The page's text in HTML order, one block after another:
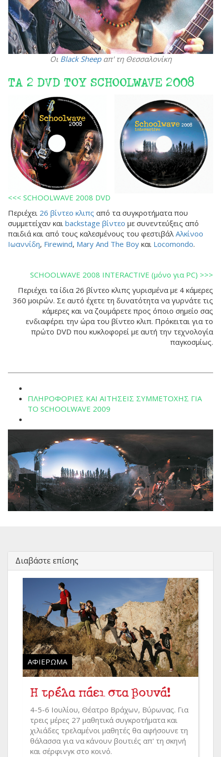
Οι Black Sheepαπ' τη Θεσσαλονίκη
ΤΑ 2 DVD ΤΟΥ SCHOOLWAVE 2008
<<< SCHOOLWAVE 2008 DVD
Περιέχει 26 βίντεο κλιπς από τα συγκροτήματα που
συμμετείχαν και backstage βίντεο με συνεντεύξεις από
παιδιά και από τους καλεσμένους του φεστιβάλ Αλκίνοο
Ιωαννίδη, Firewind, Mary And The Boy και Locomondo.
SCHOOLWAVE 2008 INTERACTIVE (μόνο για PC) >>>
Περιέχει τα ίδια 26 βίντεο κλιπς γυρισμένα με 4 κάμερες
360 μοιρών. Σε αυτό έχετε τη δυνατότητα να γυρνάτε τις
κάμερες και να ζουμάρετε προς όποιο σημείο σας
ενδιαφέρει την ώρα του βίντεο κλιπ. Πρόκειται για το
πρώτο DVD που κυκλοφορεί με αυτή την τεχνολογία
παγκοσμίως.
ΠΛΗΡΟΦΟΡΙΕΣ ΚΑΙ ΑΙΤΗΣΕΙΣ ΣΥΜΜΕΤΟΧΗΣ ΓΙΑ
ΤΟ SCHOOLWAVE 2009
Διαβάστε επίσης
ΑΦΙΈΡΩΜΑ
Η τρέλα πάει στα βουνά!
4-5-6 Ιουλίου, Θέατρο Βράχων, Βύρωνας. Για
τρεις μέρες 27 μαθητικά συγκροτήματα και
χιλιάδες τρελαμένοι μαθητές θα αφήσουνε τη
θάλασσα για να κάνουν βουτιές απ' τη σκηνή
και σέρφινγκ στο κοινό.